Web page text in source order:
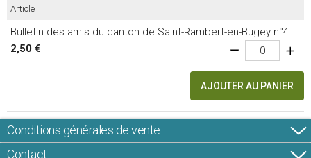
Article
Bulletin des amis du canton de Saint-Rambert-en-Bugey n°4
2,50 €
AJOUTER AU PANIER
Conditions générales de vente
Contact